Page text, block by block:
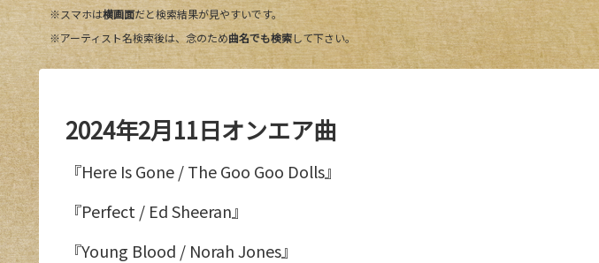
※スマホは横画面だと検索結果が見やすいです。
※アーティスト名検索後は、念のため曲名でも検索して下さい。
2024年2月11日オンエア曲
『Here Is Gone / The Goo Goo Dolls』
『Perfect / Ed Sheeran』
『Young Blood / Norah Jones』